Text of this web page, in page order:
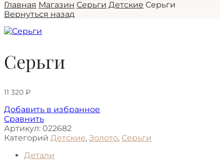
Главная Магазин Серьги Детские Серьги
Вернуться назад
Серьги
11 320 ₽
Добавить в избранное
Сравнить
Артикул: 022682
Категорий Детские, Золото, Серьги
Детали